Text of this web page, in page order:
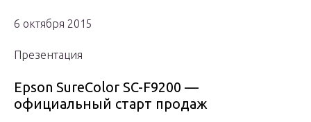
6 октября 2015
Презентация
Epson SureColor SC-F9200 —
официальный старт продаж